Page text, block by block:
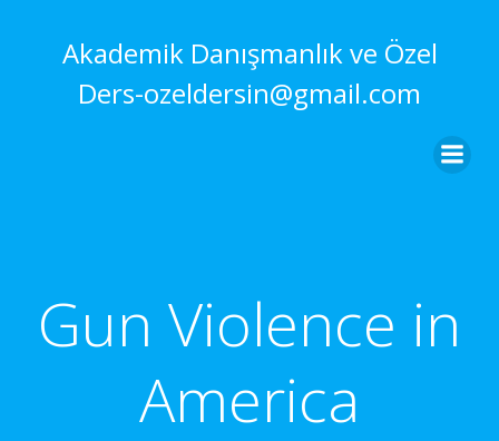
Akademik Danışmanlık ve Özel
Ders-ozeldersin@gmail.com
Gun Violence in
America